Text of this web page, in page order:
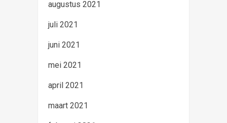
augustus 2021
juli 2021
juni 2021
mei 2021
april 2021
maart 2021